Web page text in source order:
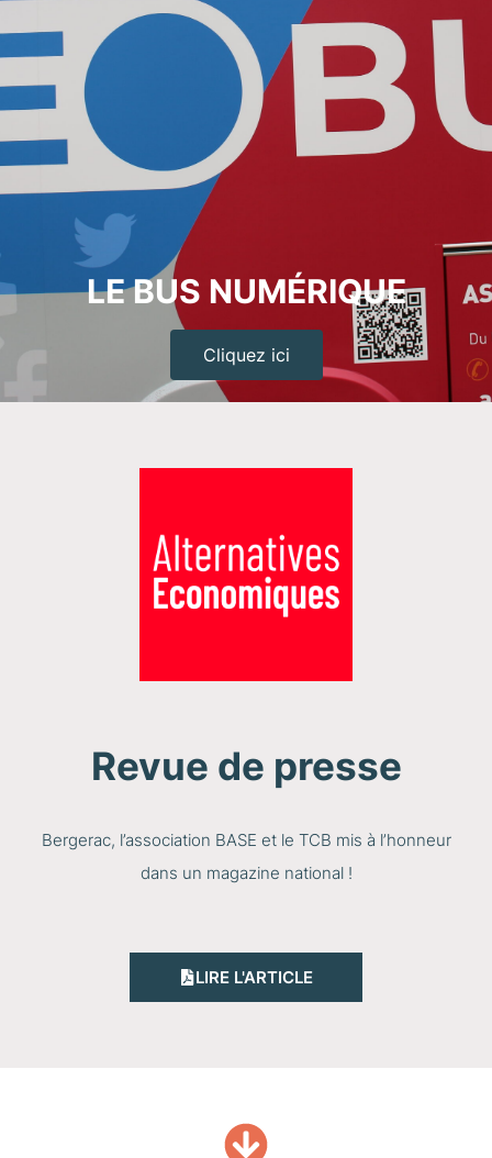
LE BUS NUMÉRIQUE
Cliquez ici
Revue de presse
Bergerac, l’association BASE et le TCB mis à l’honneur
dans un magazine national !
LIRE L'ARTICLE